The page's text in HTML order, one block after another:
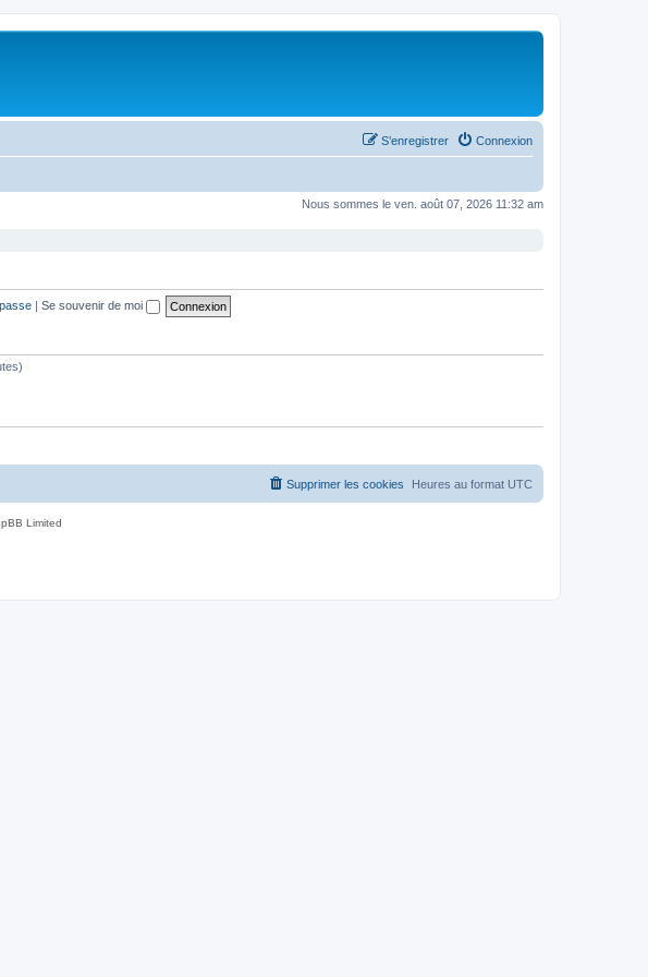
Connexion
S’enregistrer
Nous sommes le ven. août 07, 2026 11:32 am
| Se souvenir de moi
Heures au format UTC
Supprimer les cookies
Limited